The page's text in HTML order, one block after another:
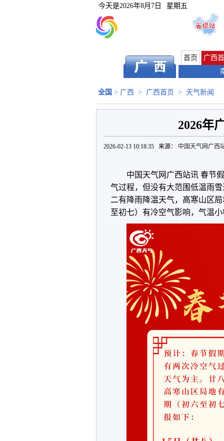
今天是2026年8月7日 星期五
首页
广西
全国 > 广西 > 广西首页 > 天气新闻
2026年
2026-02-13 10:18:35 来源： 中国天气网广西
中国天气网广西站讯 春节
气过程，但没有大范围低温雨
二有降雨降温天气，高寒山区
至初七）有冷空气影响，气温